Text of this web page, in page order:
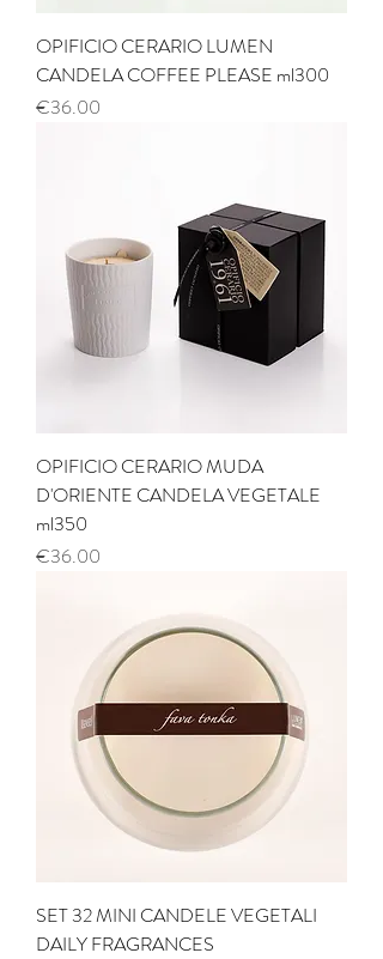
OPIFICIO CERARIO LUMEN
CANDELA COFFEE PLEASE ml300
Price
€36.00
OPIFICIO CERARIO MUDA
D'ORIENTE CANDELA VEGETALE
ml350
Price
€36.00
SET 32 MINI CANDELE VEGETALI
DAILY FRAGRANCES